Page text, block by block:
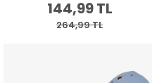
144,99 TL
264,99 TL